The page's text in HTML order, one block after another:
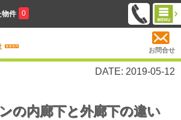
物件 0
お問合せ
DATE: 2019-05-12
の内廊下と外廊下の違い